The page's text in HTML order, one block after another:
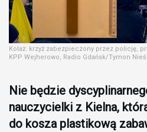
Kolaż: krzyż zabezpieczony przez policję,
KPP Wejherowo, Radio Gdańsk/Tymon
Nie będzie
nauczycielki z Kielna,
do kosza plastikową